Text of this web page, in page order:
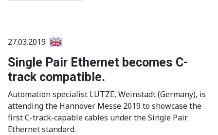
27.03.2019
Single Pair Ethernet becomes C-
track compatible.
Automation specialist LÜTZE, Weinstadt (Germany), is
attending the Hannover Messe 2019 to showcase the
first C-track-capable cables under the Single Pair
Ethernet standard.